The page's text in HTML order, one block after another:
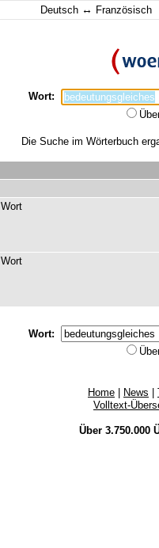
Deutsch ↔ Französisch
Wort:
Die Suche im Wörterbuch
Wort
Wort
Wort:
Home News
Volltext-
Über 3.750.000